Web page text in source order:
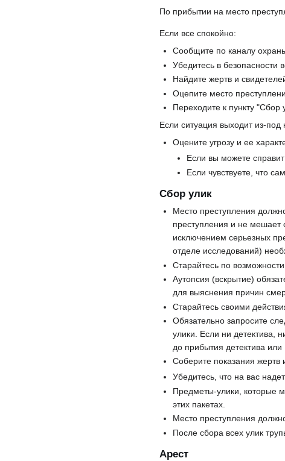
По прибытии на место
Если все спокойно:
Сообщите по каналу
Убедитесь в безопасности
Найдите жертв и
Оцепите место
Переходите к пункту "Сбор
Если ситуация выходит из-под
Оцените угрозу и ее
Если вы можете
Если чувствуете, что
Сбор улик
Место преступления
преступления и не мешает
исключением серьезных
отделе исследований)
Старайтесь по
Аутопсия (вскрытие)
для выяснения причин
Старайтесь своими
Обязательно запросите
улики. Если ни детектива,
до прибытия детектива или
Соберите показания жертв
Убедитесь, что на вас
Предметы-улики, которые
этих пакетах.
Место преступления
После сбора всех улик
Арест